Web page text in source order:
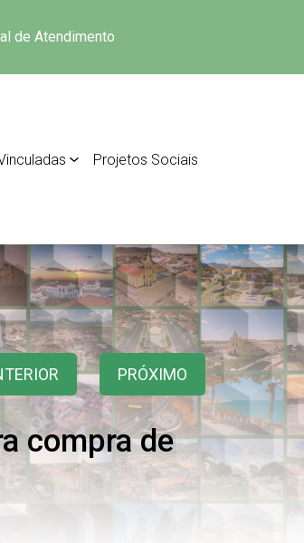
de Atendimento
Projetos Sociais
PRÓXIMO
compra de